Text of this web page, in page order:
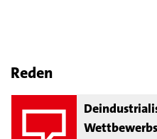
Reden